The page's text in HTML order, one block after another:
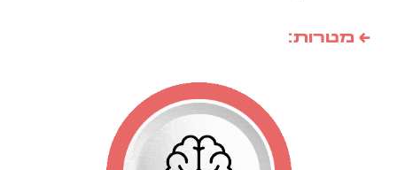
← מטרות: